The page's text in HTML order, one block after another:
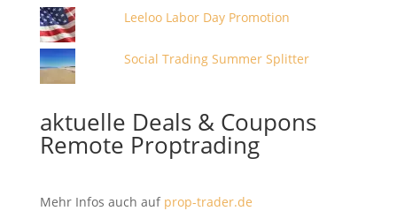
Leeloo Labor Day Promotion
Social Trading Summer Splitter
aktuelle Deals & Coupons
Remote Proptrading
Mehr Infos auch auf prop-trader.de